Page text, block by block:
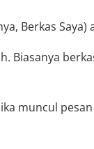
Berkas
Biasanya
muncul